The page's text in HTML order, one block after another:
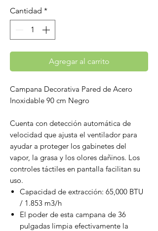
Cantidad *
Agregar al carrito
Campana Decorativa Pared de Acero
Inoxidable 90 cm Negro
Cuenta con detección automática de
velocidad que ajusta el ventilador para
ayudar a proteger los gabinetes del
vapor, la grasa y los olores dañinos. Los
controles táctiles en pantalla facilitan su
uso.
Capacidad de extracción: 65,000 BTU
/ 1.853 m3/h
El poder de esta campana de 36
pulgadas limpia efectivamente la